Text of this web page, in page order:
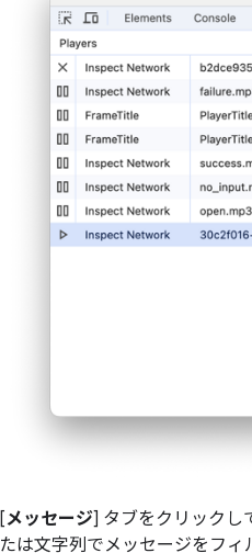
[メッセージ] タブをクリックし
たは文字列でメッセージをフィ